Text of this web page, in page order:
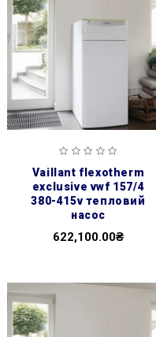
vaillant flexotherm
exclusive vwf 157/4
380-415v тепловий
насос
622,100.00₴